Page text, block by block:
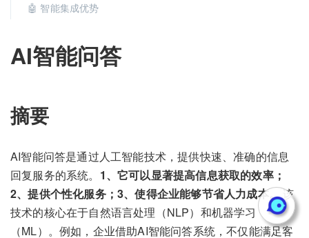
AI智能问答
摘要
AI智能问答是通过人工智能技术，提供快速、准确的信息
回复服务的系统。 1、它可以显著提高信息获取的效率；
2、提供个性化服务；3、使得企业能够节省人力成本。该
技术的核心在于自然语言处理（NLP）和机器学习
（ML）。例如，企业借助AI智能问答系统，不仅能满足客
🤖 智能集成优势